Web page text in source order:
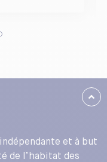
et à but
de l’habitat des